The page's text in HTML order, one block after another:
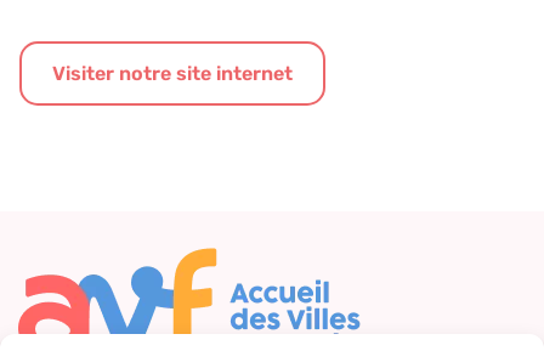
Visiter notre site internet